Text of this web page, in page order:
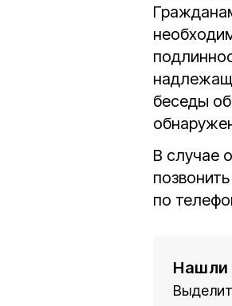
беседы
В случае
по
Нашли